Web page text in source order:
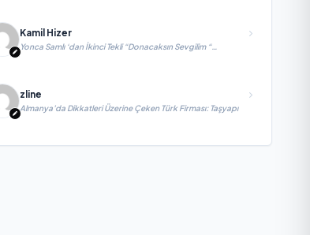
Kamil Hizer
Yonca Samlı ‘dan İkinci Tekli “Donacaksın Sevgilim “
yayımlandı
zline
Almanya’da Dikkatleri Üzerine Çeken Türk Firması: Taşyapı